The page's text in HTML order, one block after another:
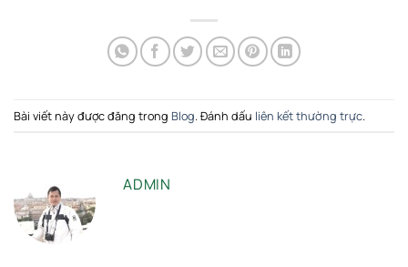
Bài viết này được đăng trong Blog. Đánh dấu liên kết thường trực.
ADMIN